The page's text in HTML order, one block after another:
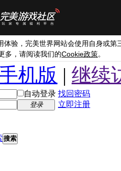
体验，完美世界网站会使用自身或第
多，请阅读我们的Cookie政策。
机版 | 继续
自动登录 找回密码
登录 立即注册
搜索